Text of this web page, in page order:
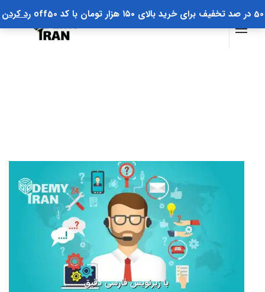
50 در صد تخفیف برای خرید بالای ۱۵۰ هزار تومان با کد off50 رد کردن